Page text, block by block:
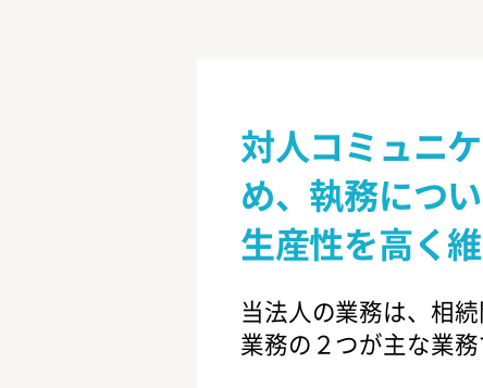
対人コミュニ
め、執務につ
生産性を高く
当法人の業務は、相
業務の２つが主な業務